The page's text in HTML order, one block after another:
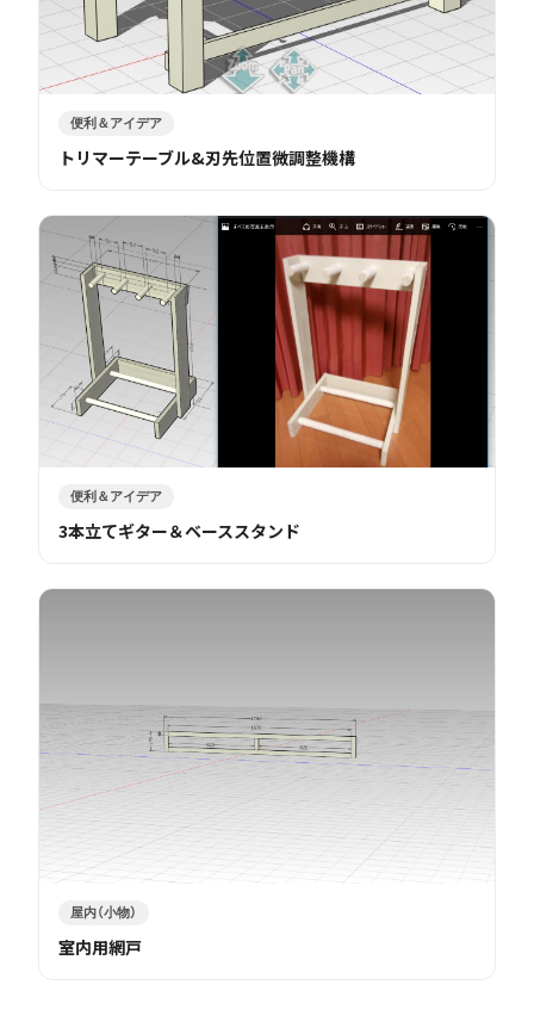
便利＆アイデア
トリマーテーブル&刃先位置微調整機構
便利＆アイデア
3本立てギター＆ベーススタンド
屋内（小物）
室内用網戸